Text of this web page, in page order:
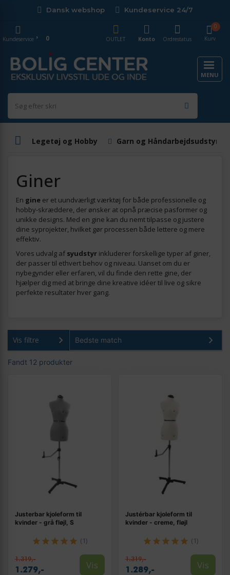
Dansk webshop Kundeservice 24/7
Kurv
0
OUTLET
Konto Ordrestatus
Kundeservice 0
MENU
Legetøj og Hobby Garn og Håndarbejdsudstyr
Giner
En gine er et uundværligt værktøj for både professionelle og
hobby-skræddere, der ønsker at opnå præcise pasformer og
unikke designs. Med en gine kan du nemt tilpasse og justere
dine syprojekter, hvilket gør processen både lettere og mere
effektiv.
Vores udvalg af syudstyr inkluderer forskellige typer af giner,
der passer til ethvert behov og niveau. Uanset om du er
nybegynder eller erfaren, vil du finde den rette gine, der
hjælper dig med at bringe dine kreative idéer til live og sikre
perfekte resultater hver gang.
Vis filtre
Fandt 12 produkter
Justerbar kjoleform til
kvinder - grå fløjl, S
(1)
1.319,-
1.279,- Vis
Justérbar kjoleform til
kvinder - creme, fløjl
(1)
1.319,-
1.289,- Vis